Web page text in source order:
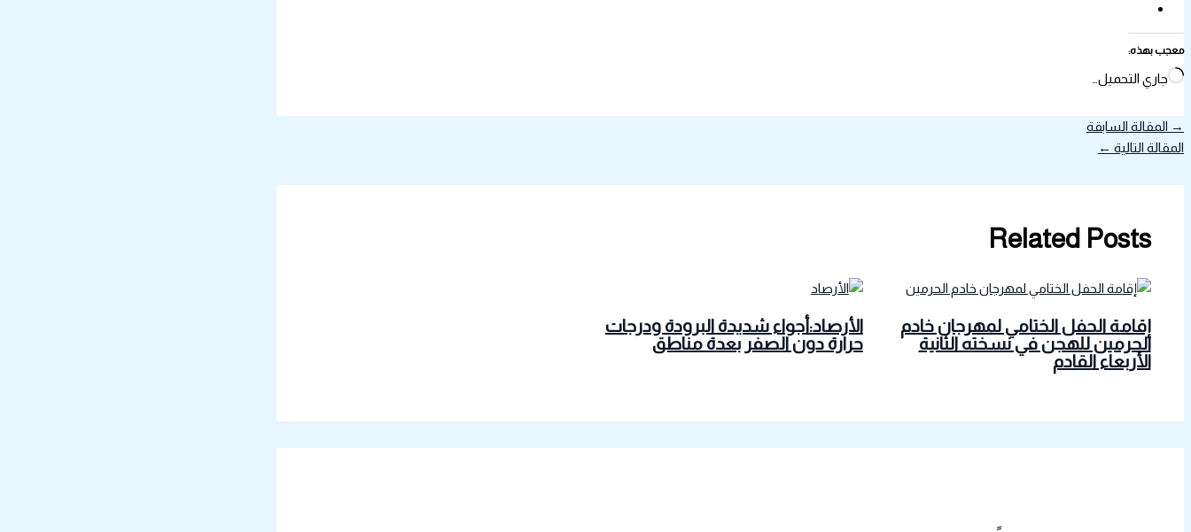
معجب بهذه:
جاري التحميل…
→ المقالة السابقة
المقالة التالية ←
Related Posts
إقامة الحفل الختامي لمهرجان خادم
الحرمين للهجن في نسخته الثانية
الأربعاء القادم
الأرصاد:أجواء شديدة البرودة ودرجات
حرارة دون الصفر بعدة مناطق